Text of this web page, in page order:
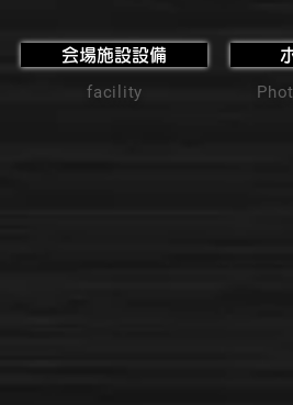
会場施設設備
facility